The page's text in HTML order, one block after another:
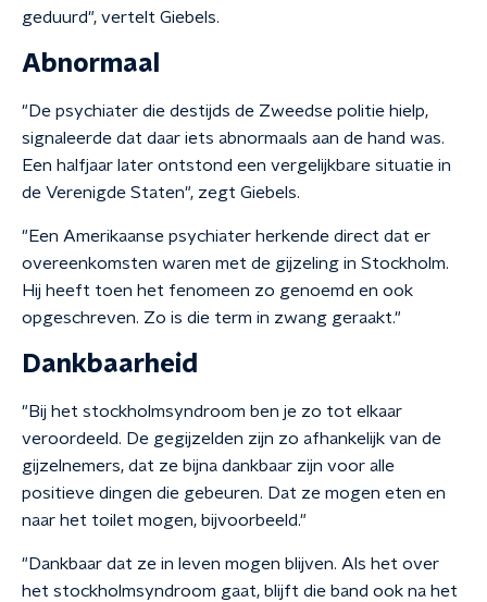
geduurd", vertelt Giebels.
Abnormaal
"De psychiater die destijds de Zweedse politie hielp,
signaleerde dat daar iets abnormaals aan de hand was.
Een halfjaar later ontstond een vergelijkbare situatie in
de Verenigde Staten", zegt Giebels.
"Een Amerikaanse psychiater herkende direct dat er
overeenkomsten waren met de gijzeling in Stockholm.
Hij heeft toen het fenomeen zo genoemd en ook
opgeschreven. Zo is die term in zwang geraakt."
Dankbaarheid
"Bij het stockholmsyndroom ben je zo tot elkaar
veroordeeld. De gegijzelden zijn zo afhankelijk van de
gijzelnemers, dat ze bijna dankbaar zijn voor alle
positieve dingen die gebeuren. Dat ze mogen eten en
naar het toilet mogen, bijvoorbeeld."
"Dankbaar dat ze in leven mogen blijven. Als het over
het stockholmsyndroom gaat, blijft die band ook na het